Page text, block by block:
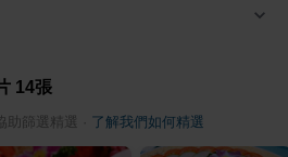
14張
助篩選精選 了解我們如何精選